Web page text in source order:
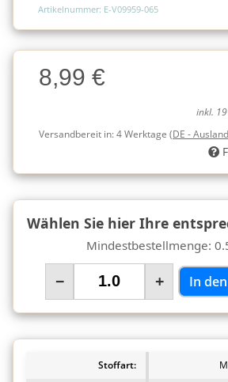
Artikelnummer: E-V09959-065
Charge
Charge8,99 €
inkl.
Versandbereit in:4 Werktage (DE -
Wählen Sie hier Ihre
Mindestbestellmenge:
− + In
Stoffart: